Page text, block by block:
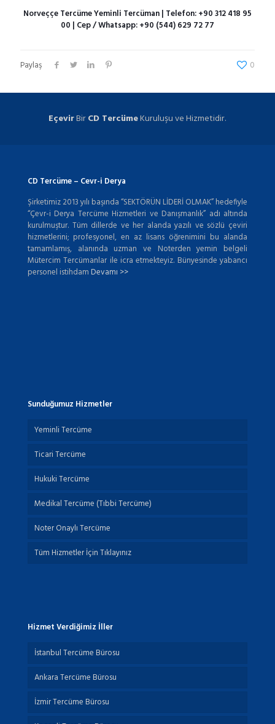
Norveççe Tercüme Yeminli Tercüman | Telefon:+90 312 418 95
00 | Cep / Whatsapp:+90 (544) 629 72 77
Paylaş 0
EçevirBirCD TercümeKuruluşu ve Hizmetidir.
CD Tercüme – Cevr-i Derya
Şirketimiz 2013 yılı başında “SEKTÖRÜN LİDERİ OLMAK” hedefiyle
“Çevr-i Derya Tercüme Hizmetleri ve Danışmanlık” adı altında
kurulmuştur. Tüm dillerde ve her alanda yazılı ve sözlü çeviri
hizmetlerini; profesyonel, en az lisans öğrenimini bu alanda
tamamlamış, alanında uzman ve Noterden yemin belgeli
Mütercim Tercümanlar ile icra etmekteyiz. Bünyesinde yabancı
personel istihdamDevamı >>
Sunduğumuz Hizmetler
Yeminli Tercüme
Ticari Tercüme
Hukuki Tercüme
Medikal Tercüme (Tıbbi Tercüme)
Noter Onaylı Tercüme
Tüm Hizmetler İçin Tıklayınız
Hizmet Verdiğimiz İller
İstanbul Tercüme Bürosu
Ankara Tercüme Bürosu
İzmir Tercüme Bürosu